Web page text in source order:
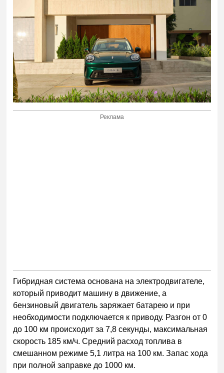
Реклама
Гибридная система основана на электродвигателе,
который приводит машину в движение, а
бензиновый двигатель заряжает батарею и при
необходимости подключается к приводу. Разгон от 0
до 100 км происходит за 7,8 секунды, максимальная
скорость 185 км/ч. Средний расход топлива в
смешанном режиме 5,1 литра на 100 км. Запас хода
при полной заправке до 1000 км.